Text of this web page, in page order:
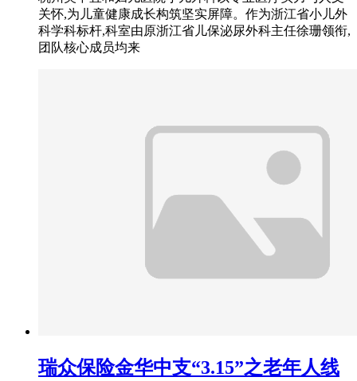
关怀,为儿童健康成长构筑坚实屏障。作为浙江省小儿外
科学科标杆,科室由原浙江省儿保泌尿外科主任徐珊领衔,
团队核心成员均来
瑞众保险金华中支“3.15”之老年人线